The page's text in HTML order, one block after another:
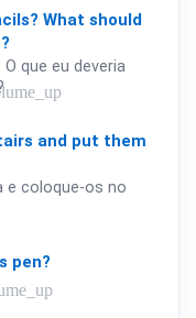
What should
O que eu deveria
and put them
e coloque-os no
pen?